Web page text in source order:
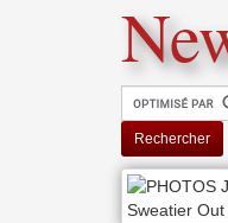
Rechercher